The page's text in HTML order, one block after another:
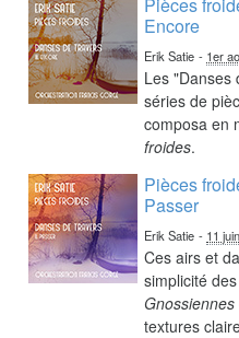
Encore
Erik Satie - 1er
Les "Danses
séries de
composa en
froides.
Pièces
Passer
Erik Satie - 11
Ces airs et
simplicité
Gnossiennes
textures